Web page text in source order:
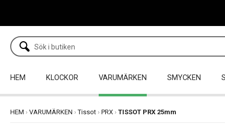
HEM KLOCKOR VARUMÄRKEN SMYCKEN
HEM › VARUMÄRKEN ›Tissot › PRX › TISSOT PRX 25mm